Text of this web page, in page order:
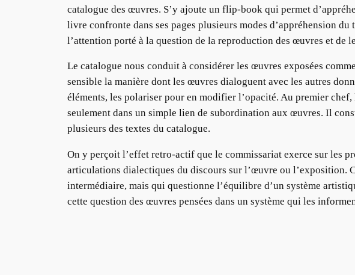
catalogue des œuvres. S’y ajoute un flip-book qui permet
livre confronte dans ses pages plusieurs modes d’appréhension
l’attention porté à la question de la reproduction des œuvres et de
Le catalogue nous conduit à considérer les œuvres exposées
sensible la manière dont les œuvres dialoguent avec les autres
éléments, les polariser pour en modifier l’opacité. Au premier
seulement dans un simple lien de subordination aux œuvres. Il
plusieurs des textes du catalogue.
On y perçoit l’effet retro-actif que le commissariat exerce sur les
articulations dialectiques du discours sur l’œuvre ou l’exposition.
intermédiaire, mais qui questionne l’équilibre d’un système
cette question des œuvres pensées dans un système qui les